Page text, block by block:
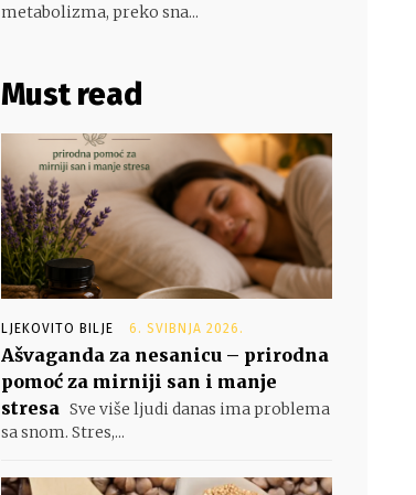
metabolizma, preko sna...
Must read
LJEKOVITO BILJE 6. SVIBNJA 2026.
Ašvaganda za nesanicu – prirodna
pomoć za mirniji san i manje
stresa Sve više ljudi danas ima problema
sa snom. Stres,...